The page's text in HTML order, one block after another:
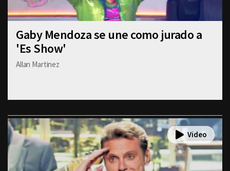
Gaby Mendoza se une como jurado a
'Es Show'
Allan Martinez